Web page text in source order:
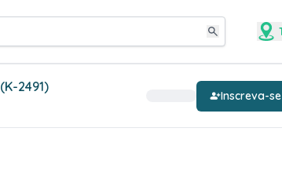
(K-2491)
Inscreva-